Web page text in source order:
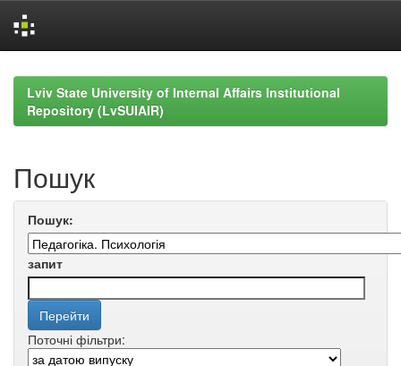
navigationLviv State University of Internal Affairs Institutional
Repository (LvSUIAIR)
Пошук
Пошук:
запит
Поточні фільтри: